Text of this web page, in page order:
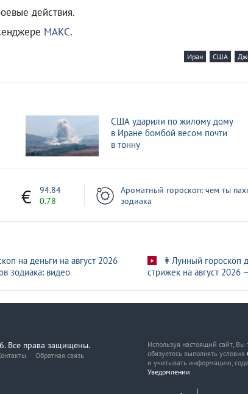
действия.
МАКС.
Иран США
США ударили по жилому дому
в Иране бомбой весом почти
в тонну
94.84
0.78
Ароматный гороскоп: чем ты
зодиака
на деньги на август 2026
зодиака: видео
👩Лунный гороскоп
стрижек на август 2026
Все права защищены.
Обратная связь
Используя настоящий сайт,
обязуетесь выполнять условия
и учитывать информацию,
Уведомлении.